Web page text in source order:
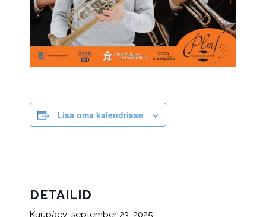
Lisa oma kalendrisse
DETAILID
Kuupäev: september 23, 2025